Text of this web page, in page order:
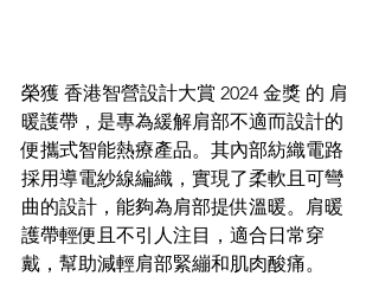
榮獲 香港智營設計大賞 2024 金獎 的 肩
暖護帶，是專為緩解肩部不適而設計的
便攜式智能熱療產品。其內部紡織電路
採用導電紗線編織，實現了柔軟且可彎
曲的設計，能夠為肩部提供溫暖。肩暖
護帶輕便且不引人注目，適合日常穿
戴，幫助減輕肩部緊繃和肌肉酸痛。